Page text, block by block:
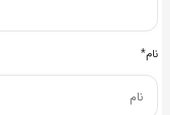
نام*